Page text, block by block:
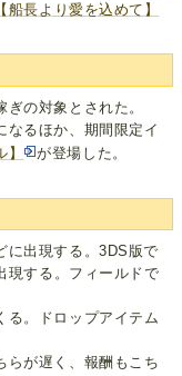
【船長より愛を込めて】
の対象とされた。
なるほか、期間限定イ
が登場した。
に出現する。3DS版で
現する。フィールドで
る。ドロップアイテム
らが遅く、報酬もこち